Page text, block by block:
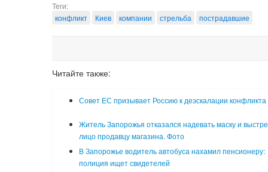
Теги:
конфликт
Киев компании стрельба пострадавшие
Читайте также:
Совет ЕС призывает Россию к деэскалации конфликта
Житель Запорожья отказался надевать маску и
лицо продавцу магазина. Фото
В Запорожье водитель автобуса нахамил пенсионеру:
полиция ищет свидетелей